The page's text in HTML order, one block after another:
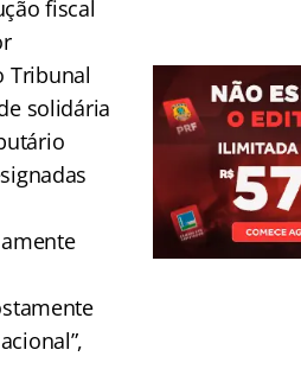
fiscal
Tribunal
solidária